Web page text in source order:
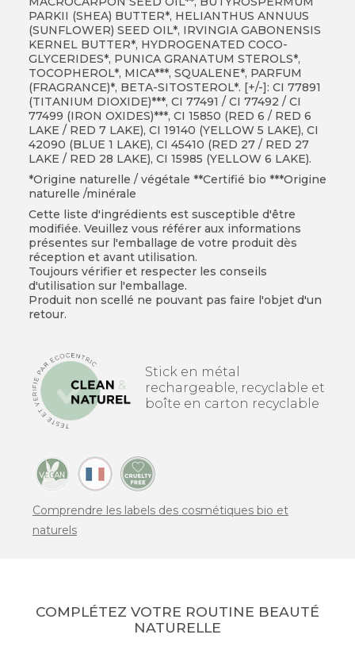
PARKII (SHEA) BUTTER*, HELIANTHUS ANNUUS
(SUNFLOWER) SEED OIL*, IRVINGIA GABONENSIS
KERNEL BUTTER*, HYDROGENATED COCO-
GLYCERIDES*, PUNICA GRANATUM STEROLS*,
TOCOPHEROL*, MICA***, SQUALENE*, PARFUM
(FRAGRANCE)*, BETA-SITOSTEROL*. [+/-]: CI 77891
(TITANIUM DIOXIDE)***, CI 77491 / CI 77492 / CI
77499 (IRON OXIDES)***, CI 15850 (RED 6 / RED 6
LAKE / RED 7 LAKE), CI 19140 (YELLOW 5 LAKE), CI
42090 (BLUE 1 LAKE), CI 45410 (RED 27 / RED 27
LAKE / RED 28 LAKE), CI 15985 (YELLOW 6 LAKE).
*Origine naturelle / végétale **Certifié bio ***Origine
naturelle /minérale
Cette liste d'ingrédients est susceptible d'être
modifiée. Veuillez vous référer aux informations
présentes sur l'emballage de votre produit dès
réception et avant utilisation.
Toujours vérifier et respecter les conseils
d'utilisation sur l'emballage.
Produit non scellé ne pouvant pas faire l'objet d'un
retour.
Stick en métal
rechargeable, recyclable et
boîte en carton recyclable
Comprendre les labels des cosmétiques bio et
naturels
COMPLÉTEZ VOTRE ROUTINE BEAUTÉ
NATURELLE